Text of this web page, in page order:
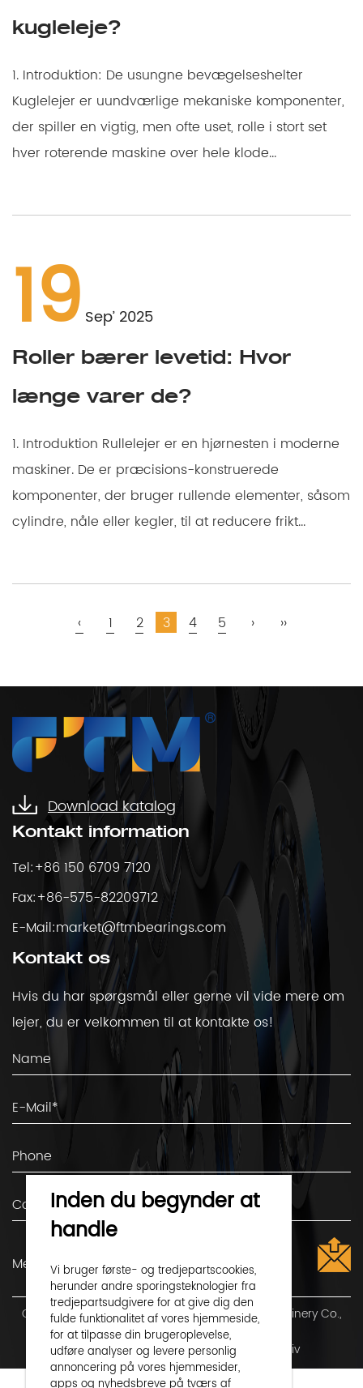
kugleleje?
1. Introduktion: De usungne bevægelseshelter
Kuglelejer er uundværlige mekaniske komponenter,
der spiller en vigtig, men ofte uset, rolle i stort set
hver roterende maskine over hele klode...
19 Sep’ 2025
Roller bærer levetid: Hvor
længe varer de?
1. Introduktion Rullelejer er en hjørnesten i moderne
maskiner. De er præcisions-konstruerede
komponenter, der bruger rullende elementer, såsom
cylindre, nåle eller kegler, til at reducere frikt...
‹ 1 2 3 4 5 › ››
Download katalog
Kontakt information
Tel:+86 150 6709 7120
Fax:+86-575-82209712
E-Mail:market@ftmbearings.com
Kontakt os
Hvis du har spørgsmål eller gerne vil vide mere om
lejer, du er velkommen til at kontakte os!
Copyright ©Shaoxing Shangyu Flight Seiko Machinery Co.,
Ltd.Alle rettigheder forbeholdes
Technical Support ： Smart Cloud Privatliv
Inden du begynder at
handle
Vi bruger første- og tredjepartscookies,
herunder andre sporingsteknologier fra
tredjepartsudgivere for at give dig den
fulde funktionalitet af vores hjemmeside,
for at tilpasse din brugeroplevelse,
udføre analyser og levere personlig
annoncering på vores hjemmesider,
apps og nyhedsbreve på tværs af